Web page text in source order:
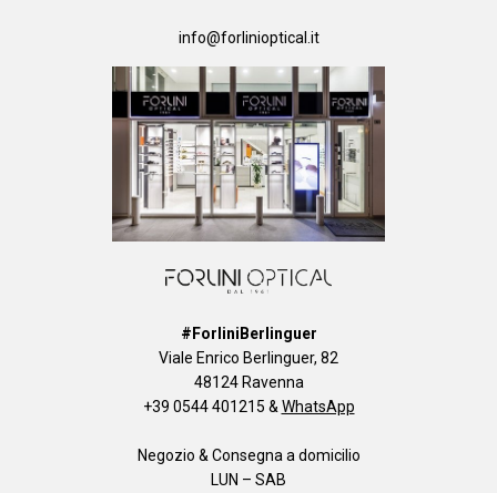
info@forlinioptical.it
#ForliniBerlinguer
Viale Enrico Berlinguer, 82
48124 Ravenna
+39 0544 401215 & WhatsApp
Negozio & Consegna a domicilio
LUN – SAB